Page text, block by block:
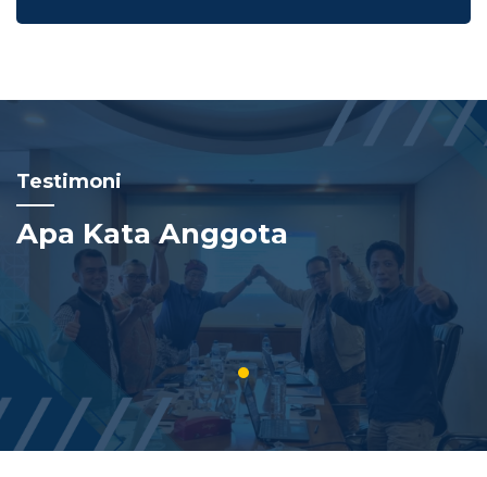
Testimoni
Apa Kata Anggota